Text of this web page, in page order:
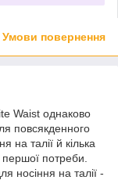
Умови повернення
Waist однаково
повсякденного
на талії й кілька
потреби.
носіння на талії -